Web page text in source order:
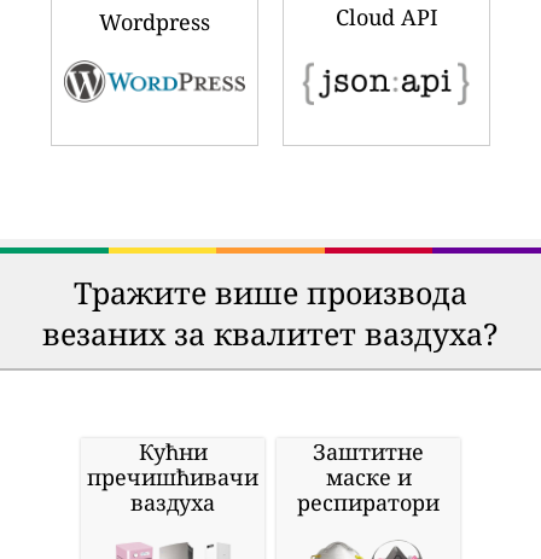
Wordpress Cloud API
Тражите више производа
везаних за квалитет ваздуха?
Кућни
пречишћивачи
ваздуха
Заштитне
маске и
респиратори